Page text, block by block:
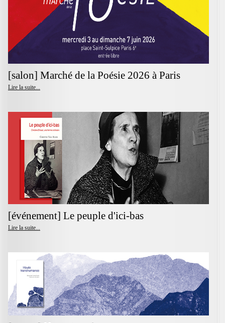
[salon] Marché de la Poésie 2026 à Paris
Lire la suite...
[événement] Le peuple d'ici-bas
Lire la suite...